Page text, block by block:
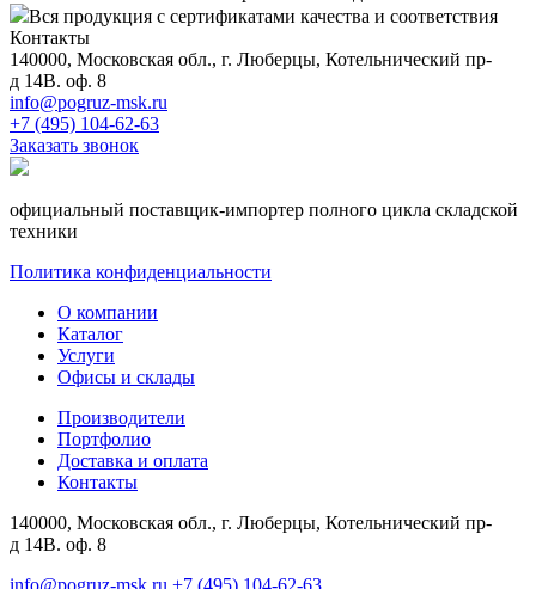
Вся продукция с сертификатами качества и соответствия
Контакты
140000, Московская обл., г. Люберцы, Котельнический пр-
д 14В. оф. 8
info@pogruz-msk.ru
+7 (495) 104-62-63
Заказать звонок
официальный поставщик-импортер полного цикла складской
техники
Политика конфиденциальности
О компании
Каталог
Услуги
Офисы и склады
Производители
Портфолио
Доставка и оплата
Контакты
140000, Московская обл., г. Люберцы, Котельнический пр-
д 14В. оф. 8
info@pogruz-msk.ru +7 (495) 104-62-63